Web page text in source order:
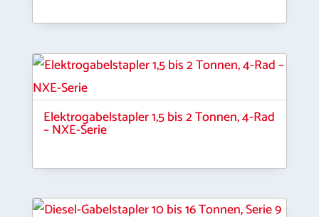
Elektrogabelstapler 1,5 bis 2 Tonnen, 4-Rad
– NXE-Serie